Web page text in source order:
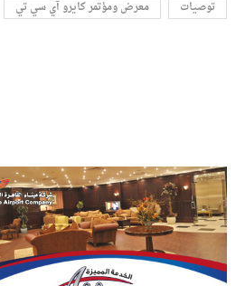
توصيات معرض ومؤتمر كايرو آي سي تي